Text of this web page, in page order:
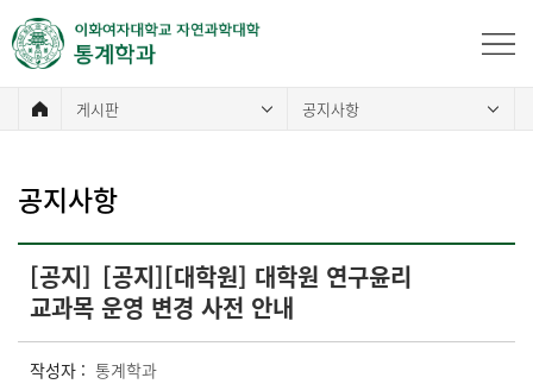
게시판 공지사항
공지사항
[공지] [공지][대학원] 대학원 연구윤리
교과목 운영 변경 사전 안내
작성자 : 통계학과